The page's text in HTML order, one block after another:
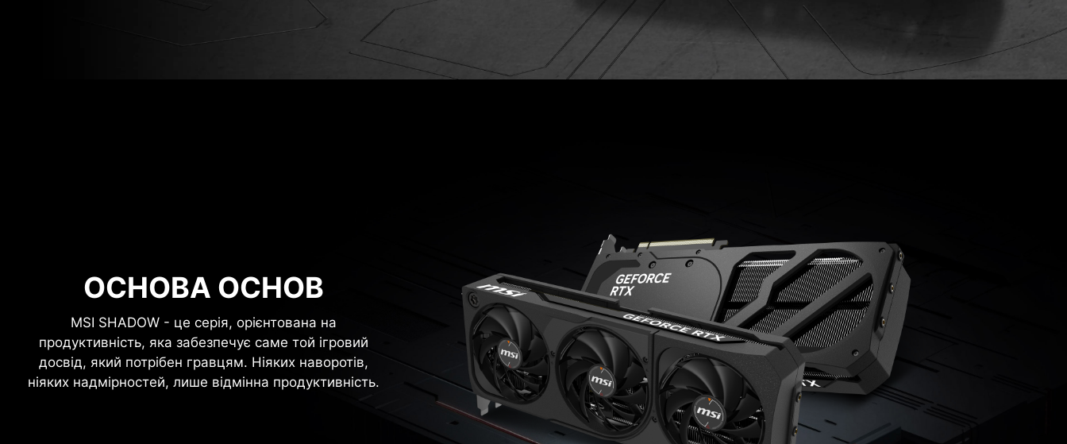
ОСНОВА ОСНОВ
MSI SHADOW - це серія, орієнтована на
продуктивність, яка забезпечує саме той ігровий
досвід, який потрібен гравцям. Ніяких наворотів,
ніяких надмірностей, лише відмінна продуктивність.